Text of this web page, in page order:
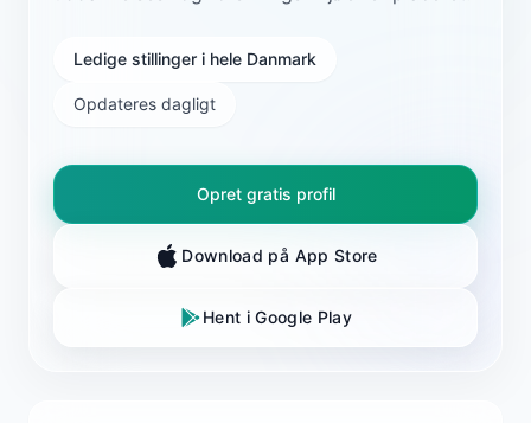
Ledige stillinger i hele Danmark
Opdateres dagligt
Opret gratis profil
Download på App Store
Hent i Google Play